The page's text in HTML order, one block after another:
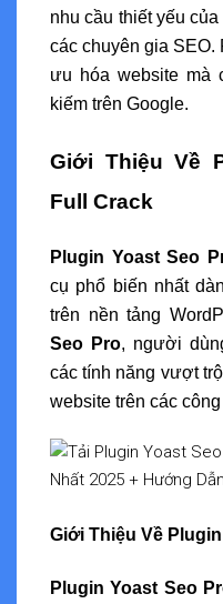
nhu cầu thiết yếu
các chuyên gia SEO.
ưu hóa website mà
kiếm trên Google.
Giới Thiệu Về
Full Crack
Plugin Yoast Seo
cụ phổ biến nhất
trên nền tảng
Seo Pro, người
các tính năng vượt
website trên các
Giới Thiệu Về Plugin
Plugin Yoast Seo